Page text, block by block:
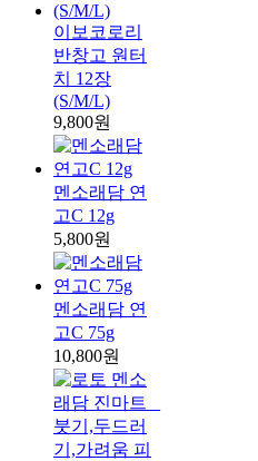
이보코로리
반창고 원터
치 12장
(S/M/L)
9,800원
멘소래담 연
고C 12g
5,800원
멘소래담 연
고C 75g
10,800원